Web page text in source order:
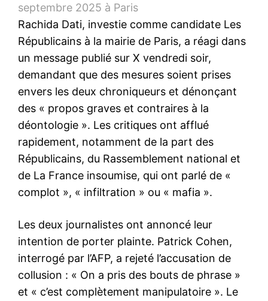
septembre 2025 à Paris
Rachida Dati, investie comme candidate Les
Républicains à la mairie de Paris, a réagi dans
un message publié sur X vendredi soir,
demandant que des mesures soient prises
envers les deux chroniqueurs et dénonçant
des « propos graves et contraires à la
déontologie ». Les critiques ont afflué
rapidement, notamment de la part des
Républicains, du Rassemblement national et
de La France insoumise, qui ont parlé de «
complot », « infiltration » ou « mafia ».
Les deux journalistes ont annoncé leur
intention de porter plainte. Patrick Cohen,
interrogé par l’AFP, a rejeté l’accusation de
collusion : « On a pris des bouts de phrase »
et « c’est complètement manipulatoire ». Le